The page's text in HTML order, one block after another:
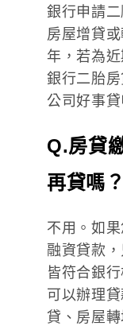
銀行申請
房屋增貸
年，若為
銀行二胎
公司好事
Q.房貸
再貸嗎？
不用。如
融資貸款
皆符合銀
可以辦理
貸、房屋